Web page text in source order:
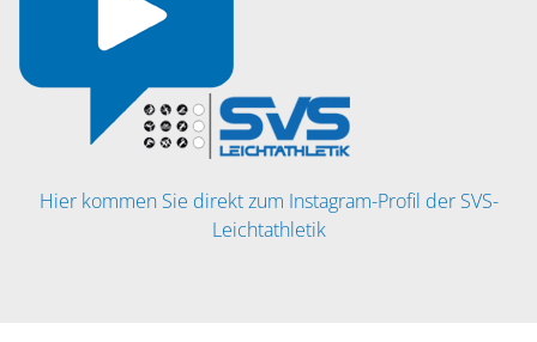
Hier kommen Sie direkt zum Instagram-Profil der SVS-
Leichtathletik